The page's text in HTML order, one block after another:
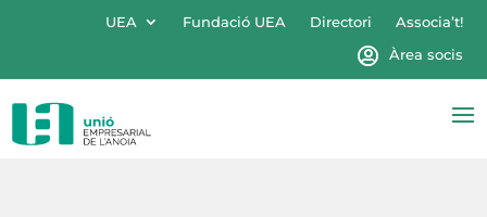
UEA Fundació UEA Directori
Associa’t!
Àrea socis